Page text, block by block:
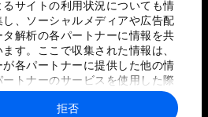
るサイトの利用状況についても情
し、ソーシャルメディアや広告配
タ解析の各パートナーに情報を共
す。ここで収集された情報は、
が各パートナーに提供した他の情
ートナーのサービスを使用した際
れた情報と組み合わされ、各パー
って使用されることがありま
拒否